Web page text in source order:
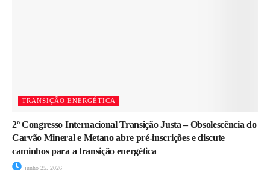
TRANSIÇÃO ENERGÉTICA
2º Congresso Internacional Transição Justa – Obsolescência do
Carvão Mineral e Metano abre pré-inscrições e discute
caminhos para a transição energética
junho 25, 2026